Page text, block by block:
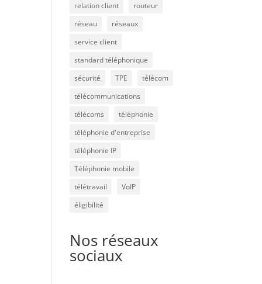
relation client
routeur
réseau
réseaux
service client
standard téléphonique
sécurité
TPE
télécom
télécommunications
télécoms
téléphonie
téléphonie d'entreprise
téléphonie IP
Téléphonie mobile
télétravail
VoIP
éligibilité
Nos réseaux
sociaux